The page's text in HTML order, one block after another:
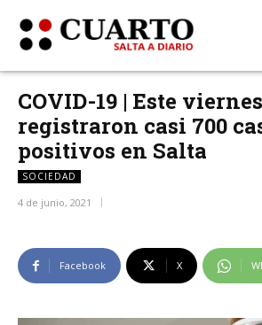
COVID-19 | Este
registraron casi 700
positivos en Salta
SOCIEDAD
4 de junio, 2021
Facebook X